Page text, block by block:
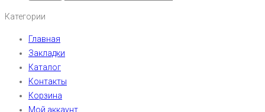
Категории
Главная
Закладки
Каталог
Контакты
Корзина
Мой аккаунт